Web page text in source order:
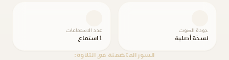
جودة الصوت
نسخة أصلية
عدد الاستماعات
1 استماع
السور المتضمنة في التلاوة: